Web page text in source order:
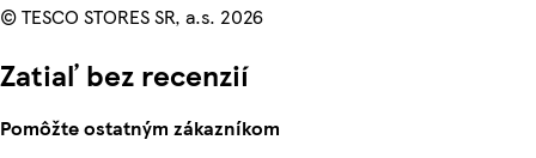
© TESCO STORES SR, a.s. 2026
Zatiaľ bez recenzií
Pomôžte ostatným zákazníkom